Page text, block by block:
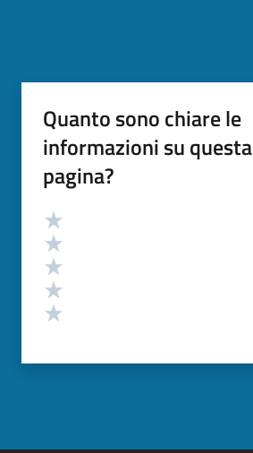
Quanto sono chiare le
informazioni su questa
pagina?
Valutazione